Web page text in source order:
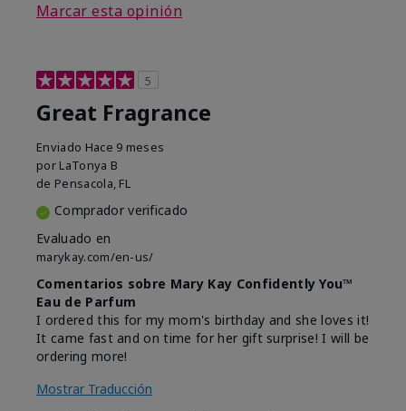
Marcar esta opinión
5
Great Fragrance
Enviado Hace 9 meses
por LaTonya B
de Pensacola, FL
Comprador verificado
Evaluado en
marykay.com/en-us/
Comentarios sobre Mary Kay Confidently You™
Eau de Parfum
I ordered this for my mom's birthday and she loves it!
It came fast and on time for her gift surprise! I will be
ordering more!
Mostrar Traducción